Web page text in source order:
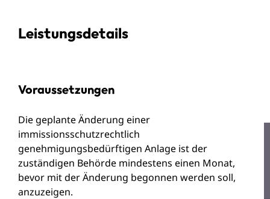
Leistungsdetails
Voraussetzungen
Die geplante Änderung einer
immissionsschutzrechtlich
genehmigungsbedürftigen Anlage ist der
zuständigen Behörde mindestens einen Monat,
bevor mit der Änderung begonnen werden soll,
anzuzeigen.